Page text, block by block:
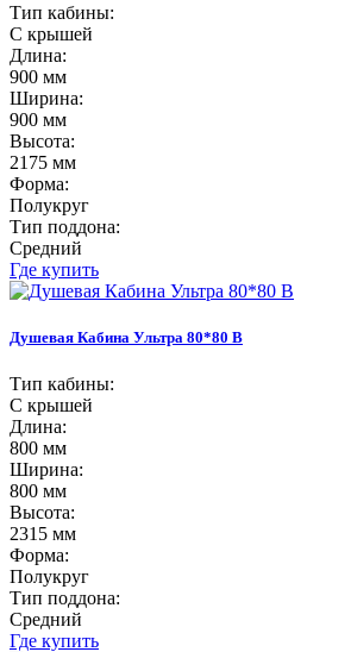
Тип кабины:
С крышей
Длина:
900 мм
Ширина:
900 мм
Высота:
2175 мм
Форма:
Полукруг
Тип поддона:
Средний
Где купить
Душевая Кабина Ультра 80*80 В
Тип кабины:
С крышей
Длина:
800 мм
Ширина:
800 мм
Высота:
2315 мм
Форма:
Полукруг
Тип поддона:
Средний
Где купить